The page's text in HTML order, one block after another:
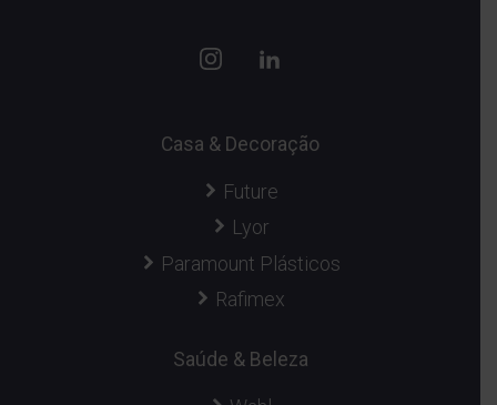
Casa & Decoração
Future
Lyor
Paramount Plásticos
Rafimex
Saúde & Beleza